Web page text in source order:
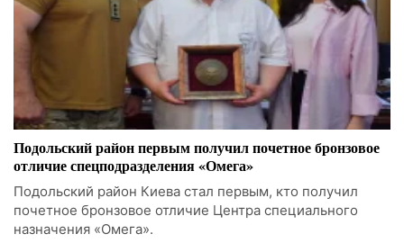
Подольский район первым получил почетное бронзовое
отличие спецподразделения «Омега»
Подольский район Киева стал первым, кто получил
почетное бронзовое отличие Центра специального
назначения «Омега».